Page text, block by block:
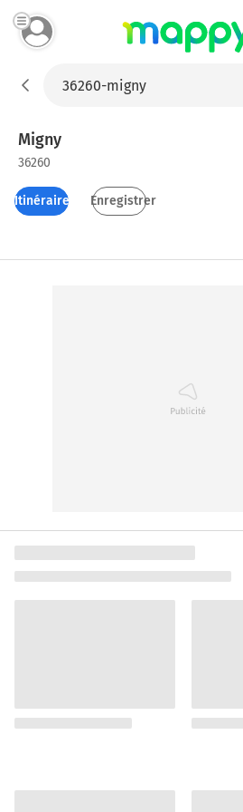
Migny
36260
Itinéraires Enregistrer